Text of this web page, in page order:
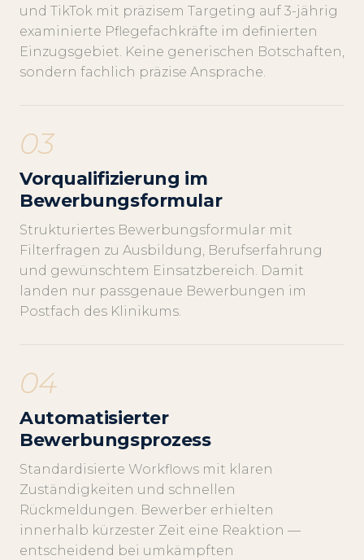
und TikTok mit präzisem Targeting auf 3-jährig
examinierte Pflegefachkräfte im definierten
Einzugsgebiet. Keine generischen Botschaften,
sondern fachlich präzise Ansprache.
03
Vorqualifizierung im
Bewerbungsformular
Strukturiertes Bewerbungsformular mit
Filterfragen zu Ausbildung, Berufserfahrung
und gewünschtem Einsatzbereich. Damit
landen nur passgenaue Bewerbungen im
Postfach des Klinikums.
04
Automatisierter
Bewerbungsprozess
Standardisierte Workflows mit klaren
Zuständigkeiten und schnellen
Rückmeldungen. Bewerber erhielten
innerhalb kürzester Zeit eine Reaktion —
entscheidend bei umkämpften